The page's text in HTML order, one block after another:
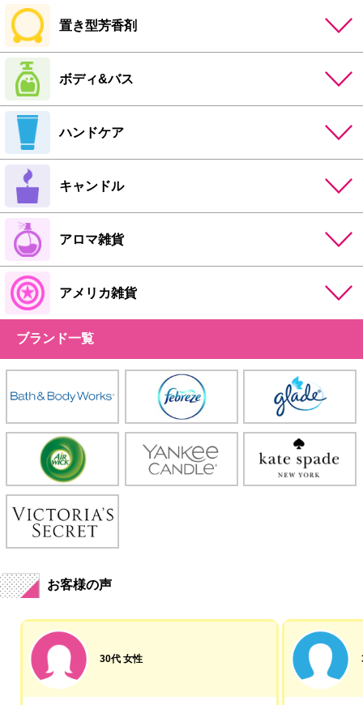
置き型芳香剤
ボディ&バス
ハンドケア
キャンドル
アロマ雑貨
アメリカ雑貨
ブランド一覧
お客様の声
30代 女性